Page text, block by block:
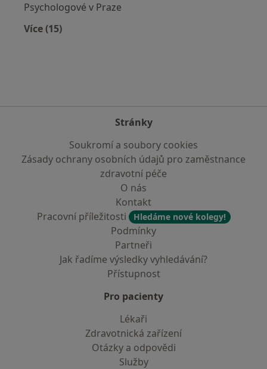
Psychologové v Praze
Více (15)
Stránky
Soukromí a soubory cookies
Zásady ochrany osobních údajů pro zaměstnance
zdravotní péče
O nás
Kontakt
Pracovní příležitosti
Hledáme nové kolegy!
Podmínky
Partneři
Jak řadíme výsledky vyhledávání?
Přístupnost
Pro pacienty
Lékaři
Zdravotnická zařízení
Otázky a odpovědi
Služby